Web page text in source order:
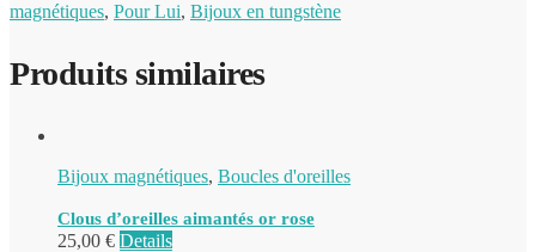
magnétiques, Pour Lui, Bijoux en tungstène
Produits similaires
Bijoux magnétiques, Boucles d'oreilles
Clous d’oreilles aimantés or rose
25,00 € Details